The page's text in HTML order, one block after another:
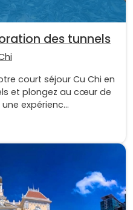
des tunnels
court séjour Cu Chi en
et plongez au cœur de
expérienc...